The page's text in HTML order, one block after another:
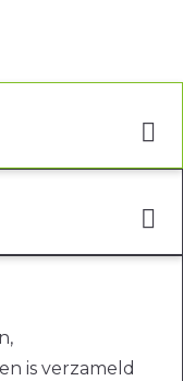
is verzameld